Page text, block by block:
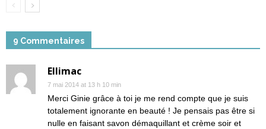
9 Commentaires
Ellimac
7 mai 2014 at 13 h 10 min
Merci Ginie grâce à toi je me rend compte que je suis
totalement ignorante en beauté ! Je pensais pas être si
nulle en faisant savon démaquillant et crème soir et